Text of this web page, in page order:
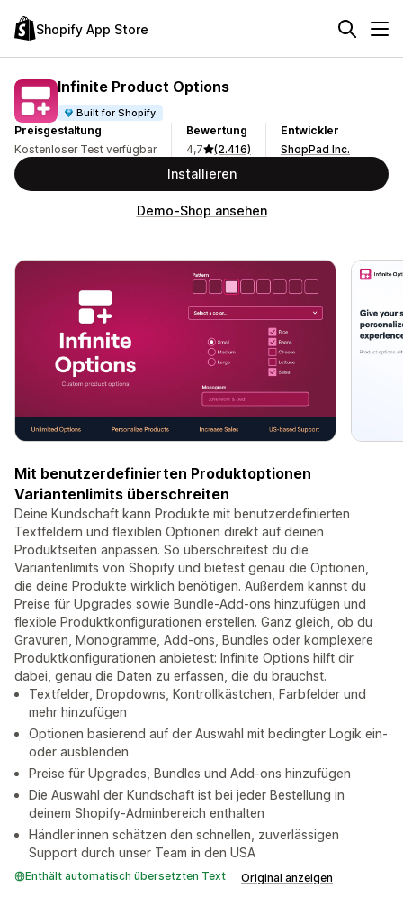
Shopify App Store
Infinite Product Options
Built for Shopify
Preisgestaltung
Kostenloser Test verfügbar
Bewertung
4,7
(2.416)
Entwickler
ShopPad Inc.
Installieren
Demo-Shop ansehen
Mit benutzerdefinierten Produktoptionen
Variantenlimits überschreiten
Deine Kundschaft kann Produkte mit benutzerdefinierten
Textfeldern und flexiblen Optionen direkt auf deinen
Produktseiten anpassen. So überschreitest du die
Variantenlimits von Shopify und bietest genau die Optionen,
die deine Produkte wirklich benötigen. Außerdem kannst du
Preise für Upgrades sowie Bundle-Add-ons hinzufügen und
flexible Produktkonfigurationen erstellen. Ganz gleich, ob du
Gravuren, Monogramme, Add-ons, Bundles oder komplexere
Produktkonfigurationen anbietest: Infinite Options hilft dir
dabei, genau die Daten zu erfassen, die du brauchst.
Textfelder, Dropdowns, Kontrollkästchen, Farbfelder und
mehr hinzufügen
Optionen basierend auf der Auswahl mit bedingter Logik ein-
oder ausblenden
Preise für Upgrades, Bundles und Add-ons hinzufügen
Die Auswahl der Kundschaft ist bei jeder Bestellung in
deinem Shopify-Adminbereich enthalten
Händler:innen schätzen den schnellen, zuverlässigen
Support durch unser Team in den USA
Enthält automatisch übersetzten Text Original anzeigen